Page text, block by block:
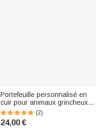
Portefeuille personnalisé en
cuir pour animaux grincheux
avec porte-cartes et bracelet
Cadeau d'anniversaire pour
femmes et filles
(2)
24,00 €